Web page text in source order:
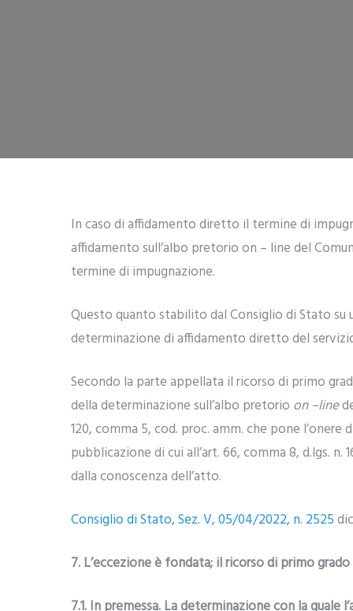
In caso di affidamento diretto il termine di
affidamento sull’albo pretorio on – line del
termine di impugnazione.
Questo quanto stabilito dal Consiglio di Stato
determinazione di affidamento diretto del
Secondo la parte appellata il ricorso di primo
della determinazione sull’albo pretorio on –line
120, comma 5, cod. proc. amm. che pone
pubblicazione di cui all’art. 66, comma 8, d.lgs. n.
dalla conoscenza dell’atto.
Consiglio di Stato, Sez. V, 05/04/2022, n. 2525
7. L’eccezione è fondata; il ricorso di primo
7.1. In premessa. La determinazione con la